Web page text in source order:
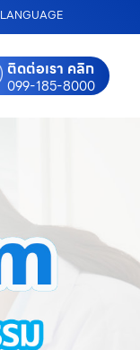
LANGUAGE
ติดต่อเรา คลิก
099-185-8000